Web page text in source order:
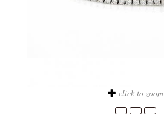
click to zoom